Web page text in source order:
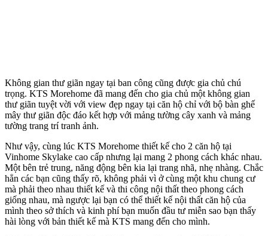
Không gian thư giãn ngay tại ban công cũng được gia chủ chú
trọng. KTS Morehome đã mang đến cho gia chủ một không gian
thư giãn tuyệt vời với view đẹp ngay tại căn hộ chỉ với bộ bàn ghế
mây thư giãn độc đáo kết hợp với mảng tường cây xanh và mảng
tường trang trí tranh ảnh.
Như vậy, cùng lúc KTS Morehome thiết kế cho 2 căn hộ tại
Vinhome Skylake cao cấp nhưng lại mang 2 phong cách khác nhau.
Một bên trẻ trung, năng động bên kia lại trang nhã, nhẹ nhàng. Chắc
hẳn các bạn cũng thấy rõ, không phải vì ở cùng một khu chung cư
mà phải theo nhau thiết kế và thi công nội thất theo phong cách
giống nhau, mà ngược lại bạn có thể thiết kế nội thất căn hộ của
mình theo sở thích và kinh phí bạn muốn đầu tư miễn sao bạn thấy
hài lòng với bản thiết kế mà KTS mang đến cho mình.